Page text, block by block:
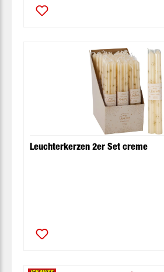
Leuchterkerzen 2er Set creme